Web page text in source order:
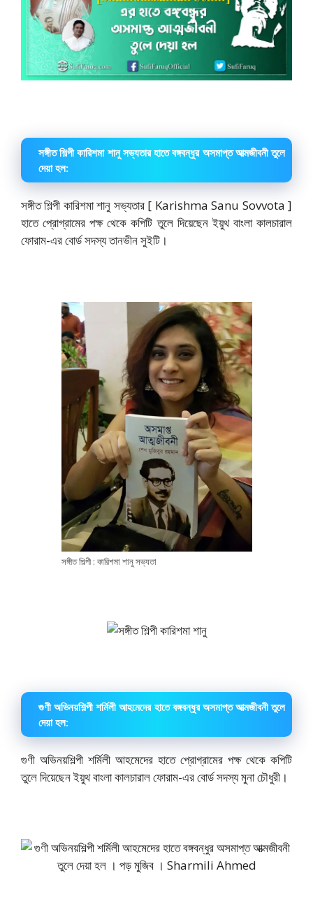
সঙ্গীত শিল্পী কারিশমা শানু সভ্যতার হাতে বঙ্গবন্ধুর অসমাপ্ত আত্মজীবনী তুলে
দেয়া হল:
সঙ্গীত শিল্পী কারিশমা শানু সভ্যতার [ Karishma Sanu Sovvota ]
হাতে প্রোগ্রামের পক্ষ থেকে কপিটি তুলে দিয়েছেন ইয়ুথ বাংলা কালচারাল
ফোরাম-এর বোর্ড সদস্য তানভীন সুইটি।
সঙ্গীত শিল্পী : কারিশমা শানু সভ্যতা
গুণী অভিনয়শিল্পী শর্মিলী আহমেদের হাতে বঙ্গবন্ধুর অসমাপ্ত আত্মজীবনী তুলে
দেয়া হল:
গুণী অভিনয়শিল্পী শর্মিলী আহমেদের হাতে প্রোগ্রামের পক্ষ থেকে কপিটি
তুলে দিয়েছেন ইয়ুথ বাংলা কালচারাল ফোরাম-এর বোর্ড সদস্য মুনা চৌধুরী।